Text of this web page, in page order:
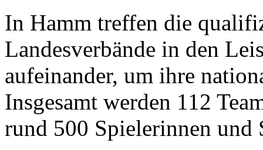
In Hamm treffen die
Landesverbände in den
aufeinander, um ihre
Insgesamt werden 112
rund 500 Spielerinnen und